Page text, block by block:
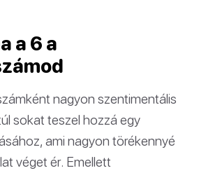
a 6 a
nagyon szentimentális
sokat teszel hozzá egy
ami nagyon törékennyé
véget ér. Emellett